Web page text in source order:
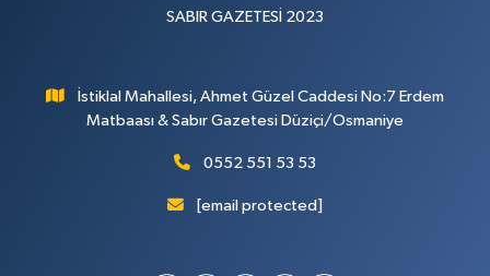
SABIR GAZETESİ 2023
İstiklal Mahallesi, Ahmet Güzel Caddesi No:7 Erdem
Matbaası & Sabır Gazetesi Düziçi/Osmaniye
0552 551 53 53
[email protected]